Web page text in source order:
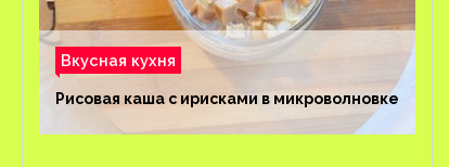
Вкусная кухня
Рисовая каша с ирисками в микроволновке